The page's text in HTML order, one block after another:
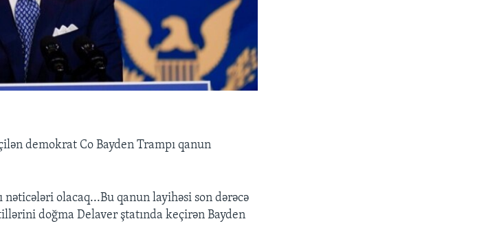
demokrat Co Bayden Trampı qanun
nəticələri olacaq...Bu qanun layihəsi son dərəcə
doğma Delaver ştatında keçirən Bayden